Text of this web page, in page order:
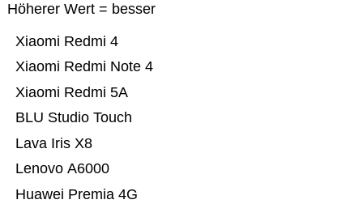
Höherer Wert = besser
Huawei Premia 4G
Lenovo A6000
Lava Iris X8
BLU Studio Touch
Xiaomi Redmi 5A
Xiaomi Redmi Note 4
Xiaomi Redmi 4